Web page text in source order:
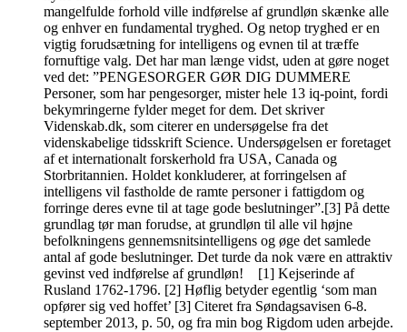
mangelfulde forhold ville indførelse af grundløn skænke alle
og enhver en fundamental tryghed. Og netop tryghed er en
vigtig forudsætning for intelligens og evnen til at træffe
fornuftige valg. Det har man længe vidst, uden at gøre noget
ved det: ”PENGESORGER GØR DIG DUMMERE
Personer, som har pengesorger, mister hele 13 iq-point, fordi
bekymringerne fylder meget for dem. Det skriver
Videnskab.dk, som citerer en undersøgelse fra det
videnskabelige tidsskrift Science. Undersøgelsen er foretaget
af et internationalt forskerhold fra USA, Canada og
Storbritannien. Holdet konkluderer, at forringelsen af
intelligens vil fastholde de ramte personer i fattigdom og
forringe deres evne til at tage gode beslutninger”.[3] På dette
grundlag tør man forudse, at grundløn til alle vil højne
befolkningens gennemsnitsintelligens og øge det samlede
antal af gode beslutninger. Det turde da nok være en attraktiv
gevinst ved indførelse af grundløn! [1] Kejserinde af
Rusland 1762-1796. [2] Høflig betyder egentlig ‘som man
opfører sig ved hoffet’ [3] Citeret fra Søndagsavisen 6-8.
september 2013, p. 50, og fra min bog Rigdom uden arbejde.